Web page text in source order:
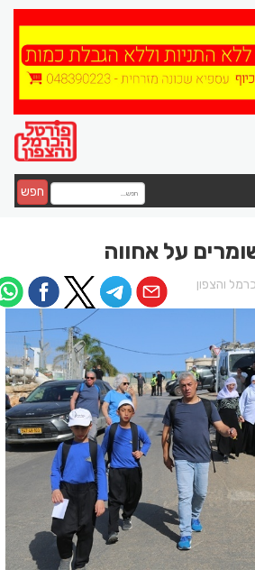
חפש
על אחווה
והצפון